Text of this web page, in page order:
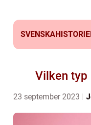
Vilken typ
23 september 2023